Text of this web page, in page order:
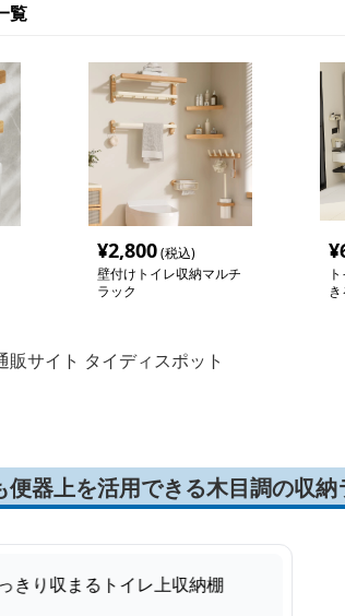
覧
¥2,800(税込)
壁付けトイレ収納マルチ
ラック
¥
サイト タイディスポット
便器上を活用できる木目調の収納